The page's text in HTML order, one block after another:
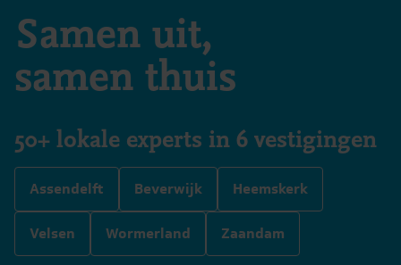
Samen uit,
samen thuis
50+ lokale experts in 6 vestigingen
Assendelft Beverwijk Heemskerk
Velsen Wormerland Zaandam